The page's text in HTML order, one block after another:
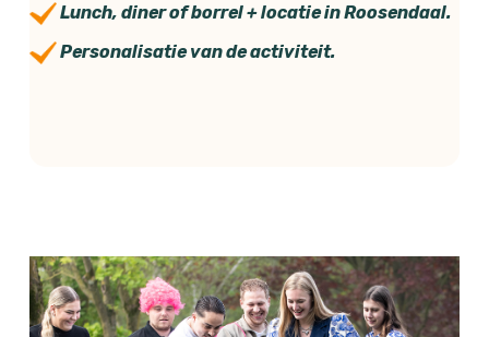
Lunch, diner of borrel + locatie in Roosendaal.
Personalisatie van de activiteit.